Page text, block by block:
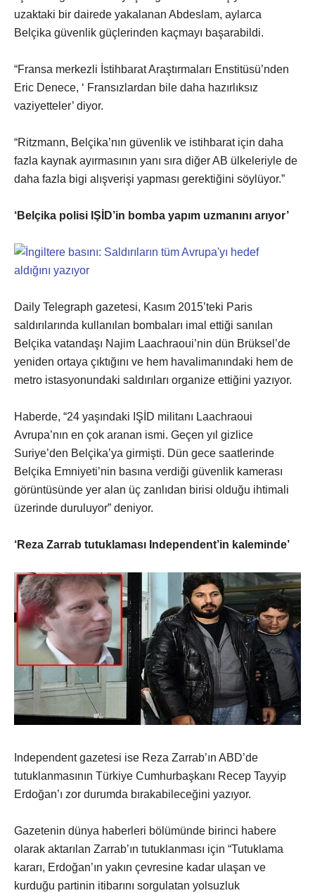
uzaktaki bir dairede yakalanan Abdeslam, aylarca
Belçika güvenlik güçlerinden kaçmayı başarabildi.
“Fransa merkezli İstihbarat Araştırmaları Enstitüsü’nden
Eric Denece, ‘ Fransızlardan bile daha hazırlıksız
vaziyetteler’ diyor.
“Ritzmann, Belçika’nın güvenlik ve istihbarat için daha
fazla kaynak ayırmasının yanı sıra diğer AB ülkeleriyle de
daha fazla bigi alışverişi yapması gerektiğini söylüyor.”
‘Belçika polisi IŞİD’in bomba yapım uzmanını arıyor’
Daily Telegraph gazetesi, Kasım 2015’teki Paris
saldırılarında kullanılan bombaları imal ettiği sanılan
Belçika vatandaşı Najim Laachraoui’nin dün Brüksel’de
yeniden ortaya çıktığını ve hem havalimanındaki hem de
metro istasyonundaki saldırıları organize ettiğini yazıyor.
Haberde, “24 yaşındaki IŞİD militanı Laachraoui
Avrupa’nın en çok aranan ismi. Geçen yıl gizlice
Suriye’den Belçika’ya girmişti. Dün gece saatlerinde
Belçika Emniyeti’nin basına verdiği güvenlik kamerası
görüntüsünde yer alan üç zanlıdan birisi olduğu ihtimali
üzerinde duruluyor” deniyor.
‘Reza Zarrab tutuklaması Independent’in kaleminde’
Independent gazetesi ise Reza Zarrab’ın ABD’de
tutuklanmasının Türkiye Cumhurbaşkanı Recep Tayyip
Erdoğan’ı zor durumda bırakabileceğini yazıyor.
Gazetenin dünya haberleri bölümünde birinci habere
olarak aktarılan Zarrab’ın tutuklanması için “Tutuklama
kararı, Erdoğan’ın yakın çevresine kadar ulaşan ve
kurduğu partinin itibarını sorgulatan yolsuzluk